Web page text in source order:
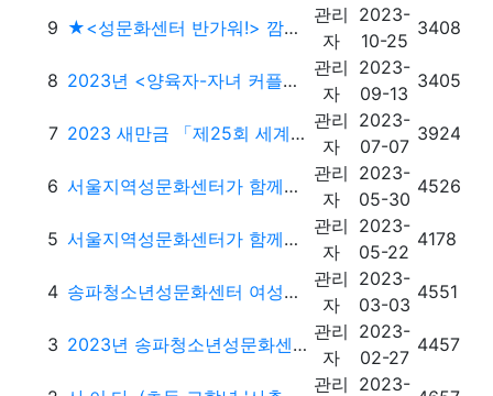
9 ★<성문화센터 반가워!> 깜짝 이벤트
관리
자
2023-
10-25
3408
8 2023년 <양육자-자녀 커플성교육> 프로그램 홍보
관리
자
2023-
09-13
3405
7 2023 새만금 「제25회 세계스카우트잼버리」 홍보
관리
자
2023-
07-07
3924
6 서울지역성문화센터가 함께하는 <세계월경의날> 캠페인 "월경, 그럴수도있지!" 상..
관리
자
2023-
05-30
4526
5 서울지역성문화센터가 함께하는 <세계월경의날> 캠페인 "월경, 그럴수도있지!"
관리
자
2023-
05-22
4178
4 송파청소년성문화센터 여성가족부 장관상 수상
관리
자
2023-
03-03
4551
3 2023년 송파청소년성문화센터 성교육 프로그램 무료 지원 안내
관리
자
2023-
02-27
4457
관리 2023-